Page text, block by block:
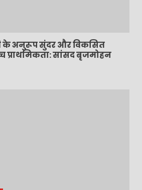
के अनुरूप सुंदर और विकसित
प्राथमिकता: सांसद बृजमोहन